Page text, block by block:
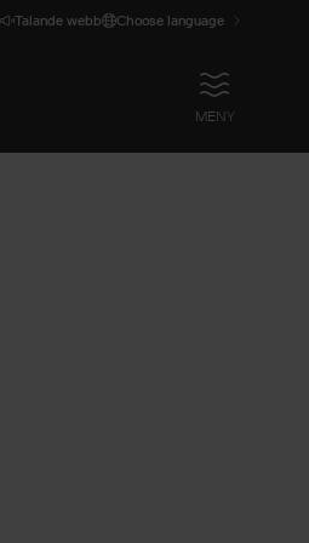
Talande webb Choose language
ÖPPNA
MENY